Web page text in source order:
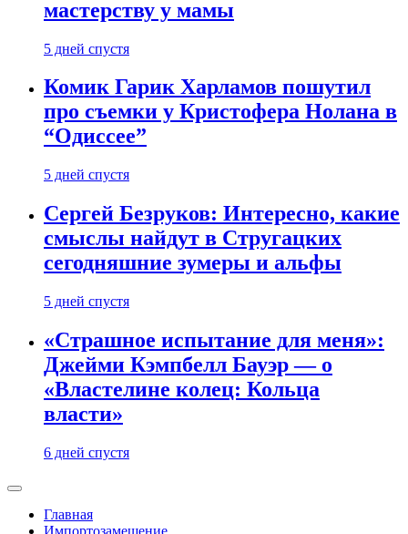
мастерству у мамы
5 дней спустя
Комик Гарик Харламов пошутил
про съемки у Кристофера Нолана в
“Одиссее”
5 дней спустя
Сергей Безруков: Интересно, какие
смыслы найдут в Стругацких
сегодняшние зумеры и альфы
5 дней спустя
«Страшное испытание для меня»:
Джейми Кэмпбелл Бауэр — о
«Властелине колец: Кольца
власти»
6 дней спустя
Главная
Импортозамещение